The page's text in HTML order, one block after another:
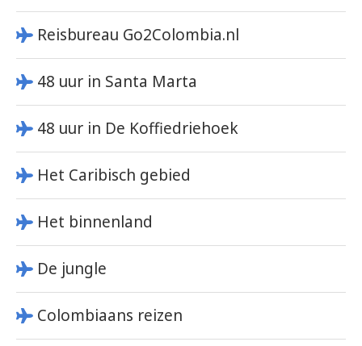
Reisbureau Go2Colombia.nl
48 uur in Santa Marta
48 uur in De Koffiedriehoek
Het Caribisch gebied
Het binnenland
De jungle
Colombiaans reizen